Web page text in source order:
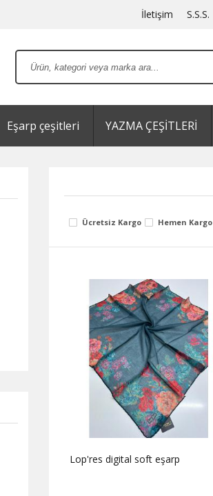
İletişim S.S.S.
Eşarp çeşitleri YAZMA ÇEŞİTLERİ
Ücretsiz Kargo Hemen Kargo
Lop'res digital soft eşarp